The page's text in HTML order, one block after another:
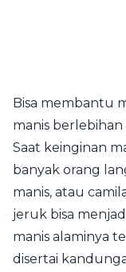
Bisa membantu
manis berlebihan
Saat keinginan
banyak orang
manis, atau
jeruk bisa
manis alaminya
disertai